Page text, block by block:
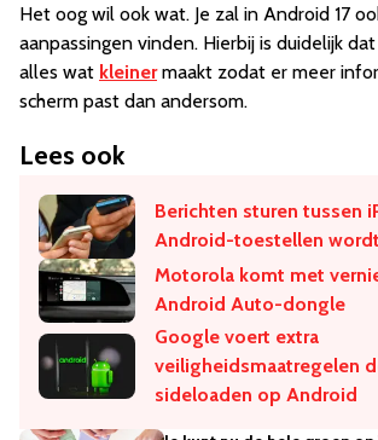
Het oog wil ook wat. Je zal in Android 17
aanpassingen vinden. Hierbij is duidelijk
alles wat kleinermaakt zodat er meer
scherm past dan andersom.
Lees ook
Berichten sturen tussen
Android-toestellen
Motorola komt met
Android Auto-dongle
Google voert extra
veiligheidsmaatregelen
sideloaden op Android